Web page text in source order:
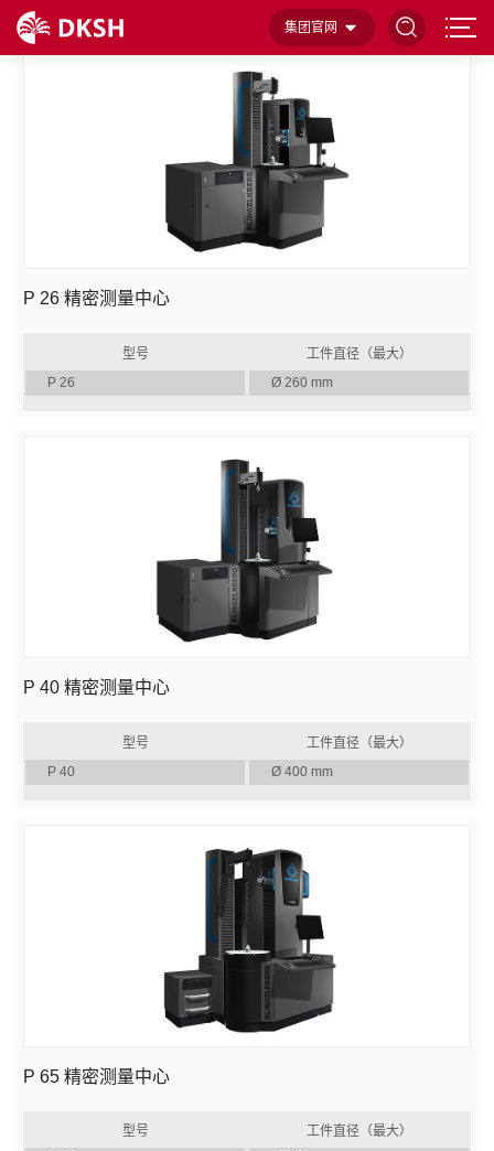
集团官网
首页 齿轮测量中心 精密测量中心
P 26 精密测量中心
型号
工件直径（最大）
P 26
Ø 260 mm
P 40 精密测量中心
型号
工件直径（最大）
P 40
Ø 400 mm
P 65 精密测量中心
型号
工件直径（最大）